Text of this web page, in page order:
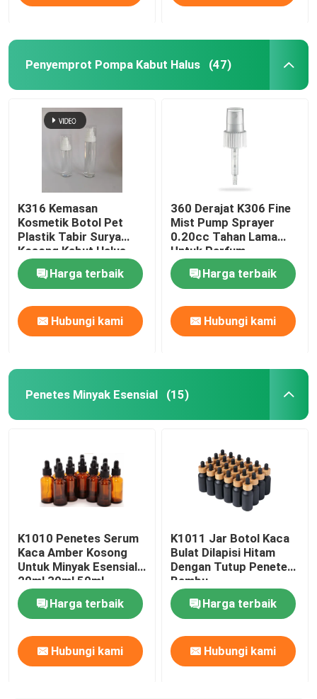
Penyemprot Pompa Kabut Halus (47)
K316 Kemasan
Kosmetik Botol Pet
Plastik Tabir Surya
Kosong Kabut Halus
Kecil 100ml 125ml
Harga terbaik
Hubungi kami
360 Derajat K306 Fine
Mist Pump Sprayer
0.20cc Tahan Lama
Untuk Parfum
Harga terbaik
Hubungi kami
Penetes Minyak Esensial (15)
K1010 Penetes Serum
Kaca Amber Kosong
Untuk Minyak Esensial
20ml 30ml 50ml
Harga terbaik
Hubungi kami
K1011 Jar Botol Kaca
Bulat Dilapisi Hitam
Dengan Tutup Penetes
Bambu
Harga terbaik
Hubungi kami